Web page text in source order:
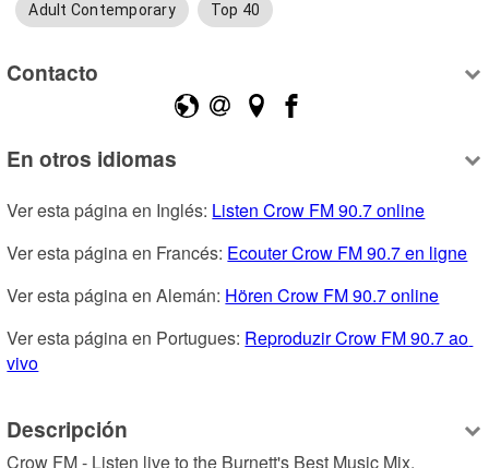
Adult Contemporary Top 40
Contacto
En otros idiomas
Ver esta página en Inglés: Listen Crow FM 90.7 online
Ver esta página en Francés: Ecouter Crow FM 90.7 en ligne
Ver esta página en Alemán: Hören Crow FM 90.7 online
Ver esta página en Portugues: Reproduzir Crow FM 90.7 ao
vivo
Descripción
Crow FM - Listen live to the Burnett's Best Music Mix.